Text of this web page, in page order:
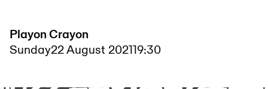
Playon Crayon
Sunday22 August 202119:30